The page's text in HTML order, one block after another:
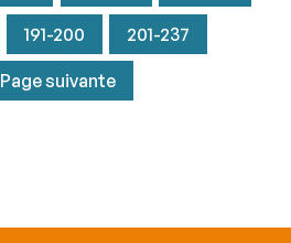
191-200 201-237
Page suivante